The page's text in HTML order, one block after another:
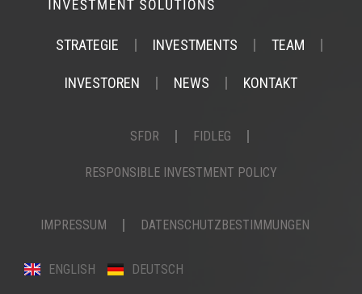
STRATEGIE INVESTMENTS TEAM
INVESTOREN NEWS KONTAKT
SFDR FIDLEG
RESPONSIBLE INVESTMENT POLICY
IMPRESSUM DATENSCHUTZBESTIMMUNGEN
ENGLISH DEUTSCH